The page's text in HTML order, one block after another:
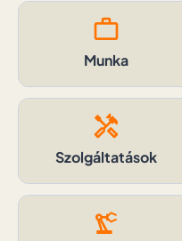
work
Munka
handyman
Szolgáltatások
precision_manufacturing